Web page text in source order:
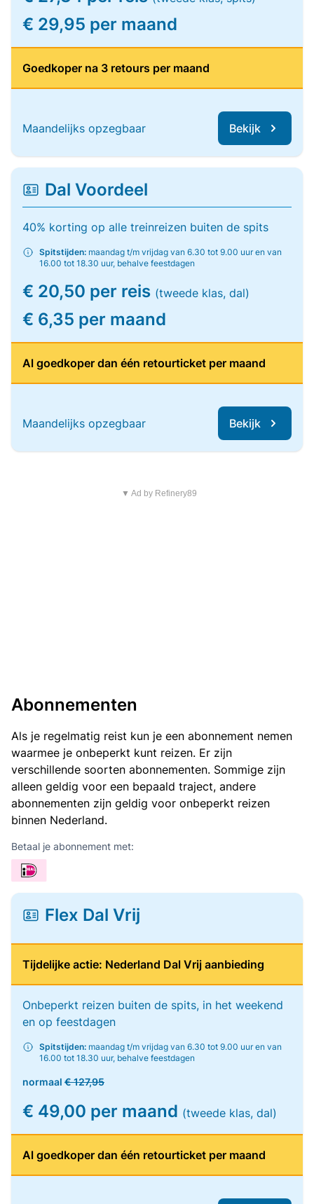
€ 29,95 per maand
Goedkoper na 3 retours per maand
Maandelijks opzegbaar Bekijk
Dal Voordeel
40% korting op alle treinreizen buiten de spits
Spitstijden: maandag t/m vrijdag van 6.30 tot 9.00 uur en van
16.00 tot 18.30 uur, behalve feestdagen
€ 20,50 per reis (tweede klas, dal)
€ 6,35 per maand
Al goedkoper dan één retourticket per maand
Maandelijks opzegbaar Bekijk
▼ Ad by Refinery89
Abonnementen
Als je regelmatig reist kun je een abonnement nemen
waarmee je onbeperkt kunt reizen. Er zijn
verschillende soorten abonnementen. Sommige zijn
alleen geldig voor een bepaald traject, andere
abonnementen zijn geldig voor onbeperkt reizen
binnen Nederland.
Betaal je abonnement met:
Flex Dal Vrij
Tijdelijke actie: Nederland Dal Vrij aanbieding
Onbeperkt reizen buiten de spits, in het weekend
en op feestdagen
Spitstijden: maandag t/m vrijdag van 6.30 tot 9.00 uur en van
16.00 tot 18.30 uur, behalve feestdagen
normaal € 127,95
€ 49,00 per maand (tweede klas, dal)
Al goedkoper dan één retourticket per maand